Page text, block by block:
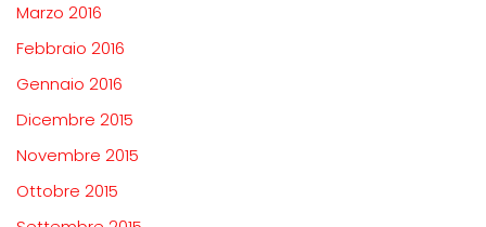
Marzo 2016
Febbraio 2016
Gennaio 2016
Dicembre 2015
Novembre 2015
Ottobre 2015